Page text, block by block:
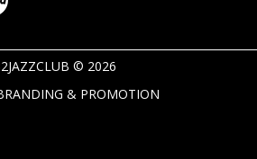
© 2026
& PROMOTION